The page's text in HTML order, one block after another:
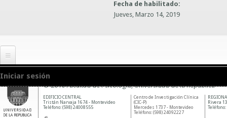
Fecha de habilitado:
Jueves, Marzo 14, 2019
Iniciar sesión
© 2010 Facultad de Psicología, Universidad de la República
Rivera
Teléfono:
Centro de Investigación Clínica
(CIC-P)
Mercedes 1737 - Montevideo
Teléfono: (598) 24092227
EDIFICIO CENTRAL
Tristán Narvaja 1674 - Montevideo
Teléfono: (598) 24008555